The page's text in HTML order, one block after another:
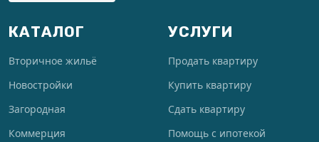
КАТАЛОГ
Вторичное жильё
Новостройки
Загородная
Коммерция
УСЛУГИ
Продать квартиру
Купить квартиру
Сдать квартиру
Помощь с ипотекой